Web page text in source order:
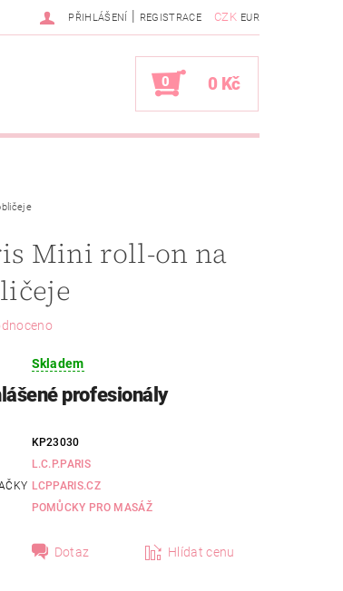
CZK EUR
PŘIHLÁŠENÍ | REGISTRACE
0 0 Kč
Mini roll-on na
Skladem
profesionály
KP23030
L.C.P.PARIS
LCPPARIS.CZ
POMŮCKY PRO MASÁŽ
Dotaz Hlídat cenu